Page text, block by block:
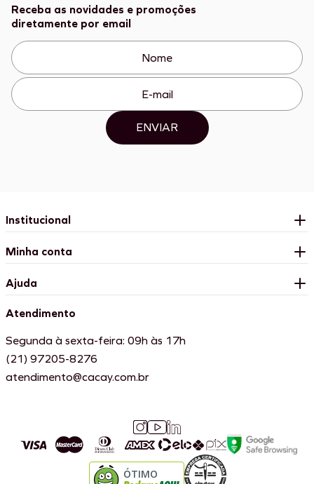
Receba as novidades e promoções
diretamente por email
ENVIAR
Institucional
Minha conta
Ajuda
Atendimento
Segunda à sexta-feira: 09h às 17h
(21) 97205-8276
atendimento@cacay.com.br
ÓTIMO